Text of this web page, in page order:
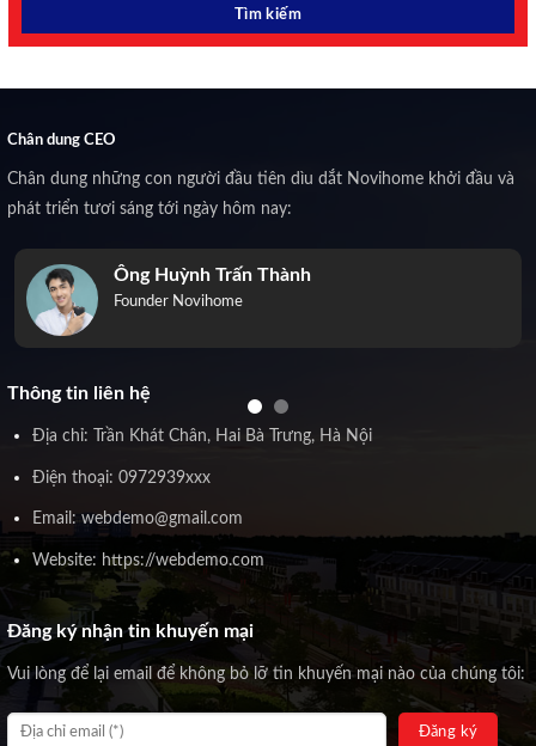
Chân dung CEO
Chân dung những con người đầu tiên dìu dắt Novihome khởi đầu và
phát triển tươi sáng tới ngày hôm nay:
Ông Huỳnh Trấn Thành
Founder Novihome
Thông tin liên hệ
Địa chỉ: Trần Khát Chân, Hai Bà Trưng, Hà Nội
Điện thoại: 0972939xxx
Email: webdemo@gmail.com
Website: https://webdemo.com
Đăng ký nhận tin khuyến mại
Vui lòng để lại email để không bỏ lỡ tin khuyến mại nào của chúng tôi: